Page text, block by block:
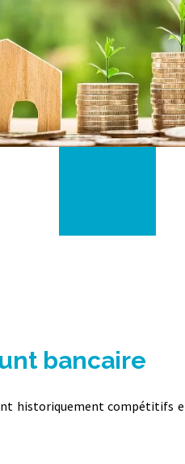
bancaire
historiquement compétitifs